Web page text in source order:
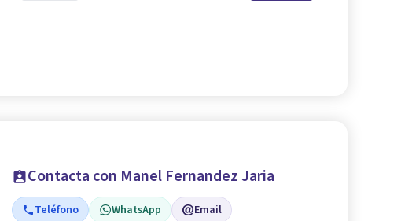
Contacta con Manel Fernandez Jaria
Teléfono WhatsApp Email